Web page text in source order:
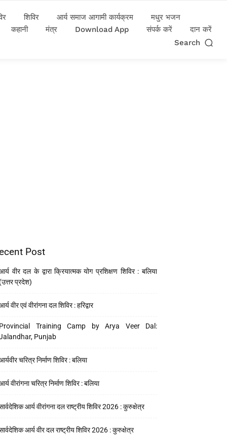
शिविर आर्य समाज आगामी कार्यक्रम
मधुर भजन
कहानी
मंत्र Download App संपर्क करें
दान करें
Search
Post
वीर दल के द्वारा क्रियात्मक योग प्रशिक्षण शिविर : बलिया
प्रदेश)
वीर एवं वीरांगना दल शिविर : हरिद्वार
Training Camp by Arya Veer Dal:
Punjab
चरित्र निर्माण शिविर : बलिया
वीरांगना चरित्र निर्माण शिविर : बलिया
आर्य वीरांगना दल राष्ट्रीय शिविर 2026 : कुरुक्षेत्र
आर्य वीर दल राष्ट्रीय शिविर 2026 : कुरुक्षेत्र